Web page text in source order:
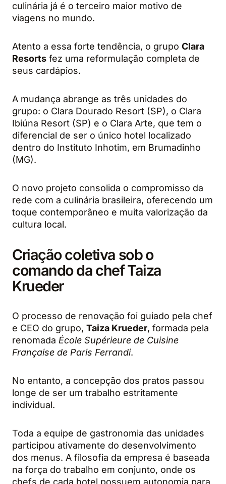
culinária já é o terceiro maior motivo de
viagens no mundo.
Atento a essa forte tendência, o grupo Clara
Resorts fez uma reformulação completa de
seus cardápios.
A mudança abrange as três unidades do
grupo: o Clara Dourado Resort (SP), o Clara
Ibiúna Resort (SP) e o Clara Arte, que tem o
diferencial de ser o único hotel localizado
dentro do Instituto Inhotim, em Brumadinho
(MG).
O novo projeto consolida o compromisso da
rede com a culinária brasileira, oferecendo um
toque contemporâneo e muita valorização da
cultura local.
Criação coletiva sob o
comando da chef Taiza
Krueder
O processo de renovação foi guiado pela chef
e CEO do grupo, Taiza Krueder, formada pela
renomada École Supérieure de Cuisine
Française de Paris Ferrandi.
No entanto, a concepção dos pratos passou
longe de ser um trabalho estritamente
individual.
Toda a equipe de gastronomia das unidades
participou ativamente do desenvolvimento
dos menus. A filosofia da empresa é baseada
na força do trabalho em conjunto, onde os
chefs de cada hotel possuem autonomia para